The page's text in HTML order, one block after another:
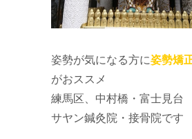
姿勢が気になる方に姿勢矯
がおススメ
練馬区、中村橋・富士見台
サヤン鍼灸院・接骨院です